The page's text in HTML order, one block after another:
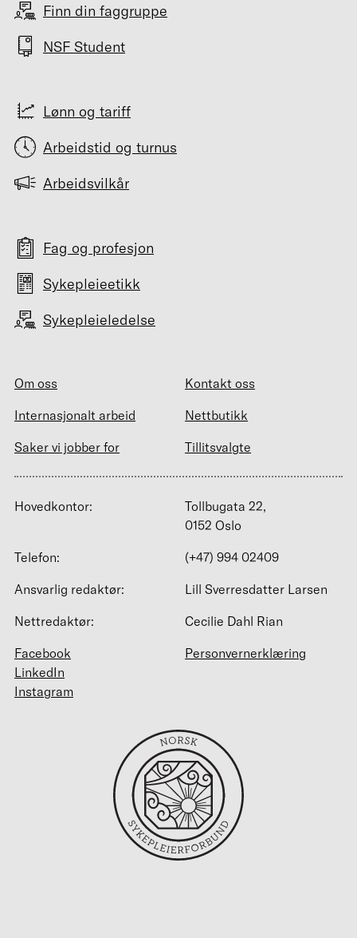
Finn din faggruppe
NSF Student
Lønn og tariff
Arbeidstid og turnus
Arbeidsvilkår
Fag og profesjon
Sykepleieetikk
Sykepleieledelse
Om oss
Kontakt oss
Internasjonalt arbeid
Nettbutikk
Saker vi jobber for
Tillitsvalgte
Hovedkontor:
Tollbugata 22,
0152 Oslo
Telefon:
(+47) 994 02409
Ansvarlig redaktør:
Lill Sverresdatter Larsen
Nettredaktør:
Cecilie Dahl Rian
Facebook
LinkedIn
Instagram
Personvernerklæring